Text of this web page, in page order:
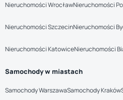
Nieruchomości WrocławNieruchomości
Nieruchomości SzczecinNieruchomości
Nieruchomości KatowiceNieruchomości
Samochody w miastach
Samochody WarszawaSamochody Kraków